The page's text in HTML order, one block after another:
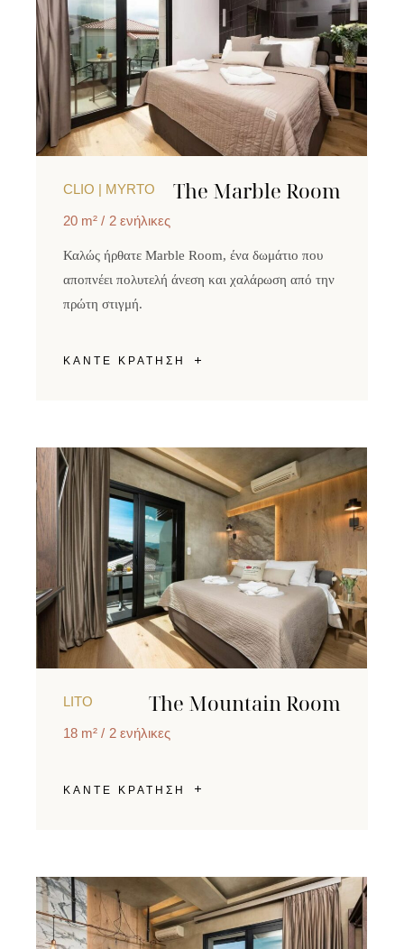
CLIO | MYRTO The Marble Room
20 m² 2 ενήλικες
Καλώς ήρθατε Marble Room, ένα δωμάτιο που
αποπνέει πολυτελή άνεση και χαλάρωση από την
πρώτη στιγμή.
ΚΑΝΤΕ ΚΡΑΤΗΣΗ
LITO The Mountain Room
18 m² 2 ενήλικες
ΚΑΝΤΕ ΚΡΑΤΗΣΗ